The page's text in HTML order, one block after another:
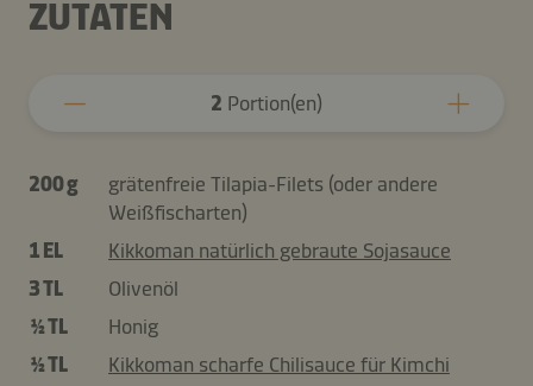
ZUTATEN
2 Portion(en)
200 g
grätenfreie Tilapia-Filets (oder andere
Weißfischarten)
1 EL
Kikkoman natürlich gebraute Sojasauce
3 TL
Olivenöl
½ TL
Honig
½ TL
Kikkoman scharfe Chilisauce für Kimchi